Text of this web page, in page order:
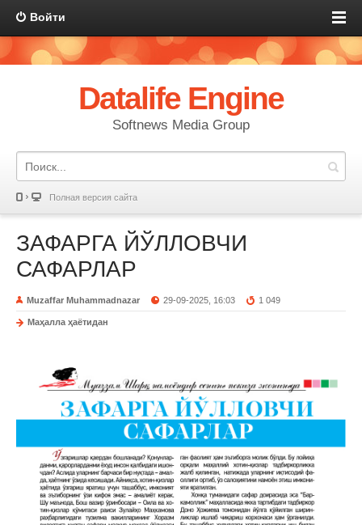
Войти
Datalife Engine
Softnews Media Group
Полная версия сайта
ЗАФАРГА ЙЎЛЛОВЧИ
САФАРЛАР
Muzaffar Muhammadnazar 29-09-2025, 16:03 1 049
Маҳалла ҳаётидан